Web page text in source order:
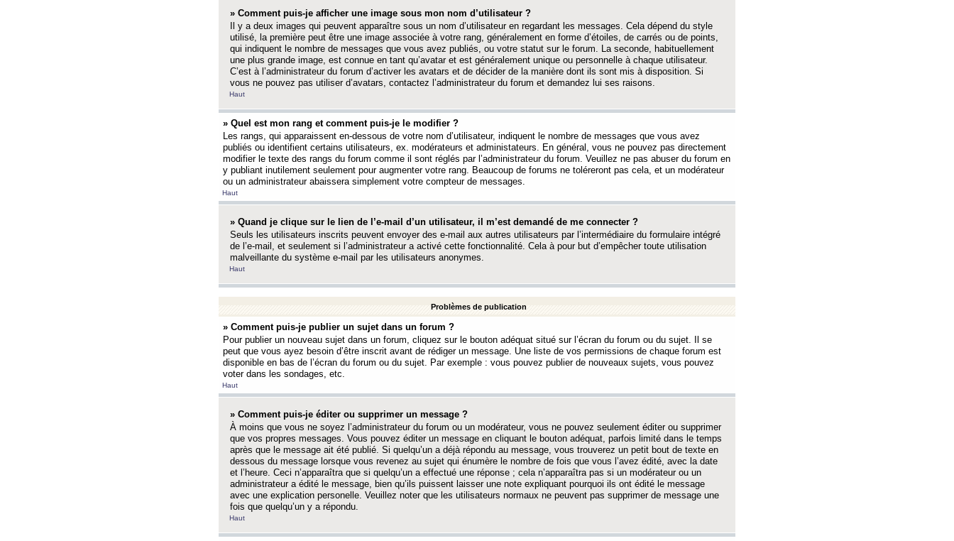
» Comment puis-je afficher une image sous mon nom d’utilisateur ?
Il y a deux images qui peuvent apparaître sous un nom d’utilisateur en regardant les messages. Cela dépend du style
utilisé, la première peut être une image associée à votre rang, généralement en forme d’étoiles, de carrés ou de points,
qui indiquent le nombre de messages que vous avez publiés, ou votre statut sur le forum. La seconde, habituellement
une plus grande image, est connue en tant qu’avatar et est généralement unique ou personnelle à chaque utilisateur.
C’est à l’administrateur du forum d’activer les avatars et de décider de la manière dont ils sont mis à disposition. Si
vous ne pouvez pas utiliser d’avatars, contactez l’administrateur du forum et demandez lui ses raisons.
Haut
» Quel est mon rang et comment puis-je le modifier ?
Les rangs, qui apparaissent en-dessous de votre nom d’utilisateur, indiquent le nombre de messages que vous avez
publiés ou identifient certains utilisateurs, ex. modérateurs et administateurs. En général, vous ne pouvez pas directement
modifier le texte des rangs du forum comme il sont réglés par l’administrateur du forum. Veuillez ne pas abuser du forum en
y publiant inutilement seulement pour augmenter votre rang. Beaucoup de forums ne toléreront pas cela, et un modérateur
ou un administrateur abaissera simplement votre compteur de messages.
Haut
» Quand je clique sur le lien de l’e-mail d’un utilisateur, il m’est demandé de me connecter ?
Seuls les utilisateurs inscrits peuvent envoyer des e-mail aux autres utilisateurs par l’intermédiaire du formulaire intégré
de l’e-mail, et seulement si l’administrateur a activé cette fonctionnalité. Cela à pour but d’empêcher toute utilisation
malveillante du système e-mail par les utilisateurs anonymes.
Haut
Problèmes de publication
» Comment puis-je publier un sujet dans un forum ?
Pour publier un nouveau sujet dans un forum, cliquez sur le bouton adéquat situé sur l’écran du forum ou du sujet. Il se
peut que vous ayez besoin d’être inscrit avant de rédiger un message. Une liste de vos permissions de chaque forum est
disponible en bas de l’écran du forum ou du sujet. Par exemple : vous pouvez publier de nouveaux sujets, vous pouvez
voter dans les sondages, etc.
Haut
» Comment puis-je éditer ou supprimer un message ?
À moins que vous ne soyez l’administrateur du forum ou un modérateur, vous ne pouvez seulement éditer ou supprimer
que vos propres messages. Vous pouvez éditer un message en cliquant le bouton adéquat, parfois limité dans le temps
après que le message ait été publié. Si quelqu’un a déjà répondu au message, vous trouverez un petit bout de texte en
dessous du message lorsque vous revenez au sujet qui énumère le nombre de fois que vous l’avez édité, avec la date
et l’heure. Ceci n’apparaîtra que si quelqu’un a effectué une réponse ; cela n’apparaîtra pas si un modérateur ou un
administrateur a édité le message, bien qu’ils puissent laisser une note expliquant pourquoi ils ont édité le message
avec une explication personelle. Veuillez noter que les utilisateurs normaux ne peuvent pas supprimer de message une
fois que quelqu’un y a répondu.
Haut